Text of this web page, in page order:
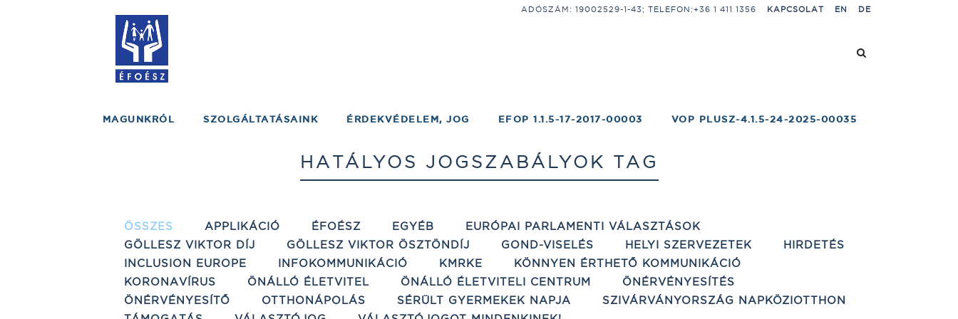
ADÓSZÁM: 19002529-1-43; TELEFON:+36 1 411 1356 KAPCSOLAT EN DE
MAGUNKRÓL SZOLGÁLTATÁSAINK ÉRDEKVÉDELEM, JOG EFOP 1.1.5-17-2017-00003 VOP PLUSZ-4.1.5-24-2025-00035
HATÁLYOS JOGSZABÁLYOK TAG
ÖSSZES APPLIKÁCIÓ ÉFOÉSZ EGYÉB
EURÓPAI PARLAMENTI VÁLASZTÁSOK
GÖLLESZ VIKTOR DÍJ
GÖLLESZ VIKTOR ÖSZTÖNDÍJ GOND-VISELÉS HELYI SZERVEZETEK
HIRDETÉS
INCLUSION EUROPE
INFOKOMMUNIKÁCIÓ KMRKE
KÖNNYEN ÉRTHETŐ KOMMUNIKÁCIÓ
KORONAVÍRUS
ÖNÁLLÓ ÉLETVITEL ÖNÁLLÓ ÉLETVITELI CENTRUM
ÖNÉRVÉNYESÍTÉS
ÖNÉRVÉNYESÍTŐ
OTTHONÁPOLÁS SÉRÜLT GYERMEKEK NAPJA
SZIVÁRVÁNYORSZÁG NAPKÖZIOTTHON